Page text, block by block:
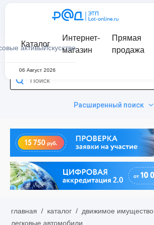
активыИскусство
Каталог
Интернет-
магазин
Прямая
продажа
06 Август 2026
Расширенный поиск
главная / каталог / движимое имущество
легковые автомобили